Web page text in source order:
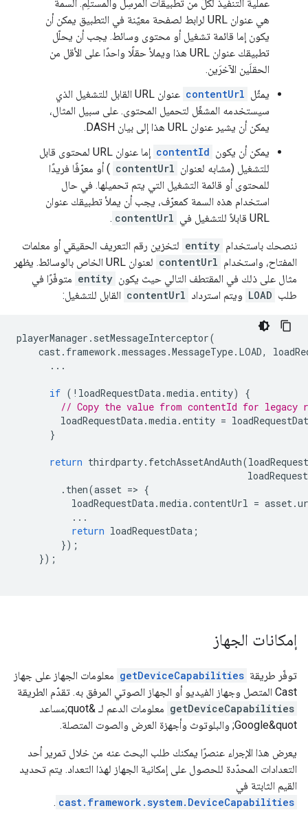
عملية التنفيذ لكلّ من تطبيقات المرسِل والمستلِم. السمة
هي عنوان URL لرابط لصفحة معيّنة في التطبيق يمكن أن
يكون إما قائمة تشغيل أو محتوى وسائط. يجب أن يحلّل
تطبيقك عنوان URL هذا ويملأ حقلًا واحدًا على الأقل من
الحقلَين الآخرَين.
يمثّل contentUrl
عنوان URL القابل للتشغيل الذي
سيستخدمه المشغّل لتحميل المحتوى. على سبيل المثال،
يمكن أن يشير عنوان URL هذا إلى بيان DASH.
يمكن أن يكون contentId
إما عنوان URL لمحتوى قابل
للتشغيل (مشابه لعنوان contentUrl ) أو معرّفًا فريدًا
للمحتوى أو قائمة التشغيل التي يتم تحميلها. في حال
استخدام هذه السمة كمعرّف، يجب أن يملأ تطبيقك عنوان
URL قابلاً للتشغيل في
contentUrl
.
ننصحك باستخدام entity لتخزين رقم التعريف الحقيقي أو معلمات
المفتاح، واستخدام contentUrl
لعنوان URL الخاص بالوسائط. يظهر
مثال على ذلك في المقتطف التالي حيث يكون entity متوفّرًا في
طلب LOAD ويتم استرداد contentUrl القابل للتشغيل:
playerManager . setMessageInterceptor(
cast. framework .messages .MessageType. LOAD,
...
if ( ! loadRequestData.media. entity)
{
// Copy the value from contentId for legacy
loadRequestData.media. entity =
}
return thirdparty. fetchAssetAndAuth(
. then(asset => {
loadRequestData.media.contentUrl = asset.
...
return loadRequestData ;
});
});
إمكانات الجهاز
توفّر طريقة getDeviceCapabilities معلومات الجهاز على جهاز
Cast المتصل وجهاز الفيديو أو الجهاز الصوتي المرفق به. تقدّم الطريقة
getDeviceCapabilities
معلومات الدعم لـ &quot;مساعد
Google&quot; والبلوتوث وأجهزة العرض والصوت المتصلة.
يعرض هذا الإجراء عنصرًا يمكنك طلب البحث عنه من خلال تمرير أحد
التعدادات المحدّدة للحصول على إمكانية الجهاز لهذا التعداد. يتم تحديد
القيم الثابتة في
cast.framework.system.DeviceCapabilities
.